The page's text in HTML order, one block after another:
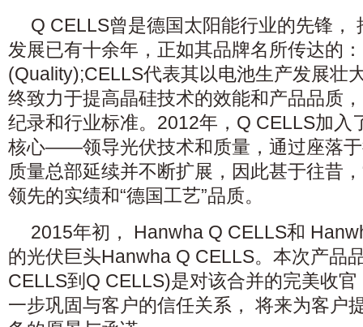
Q CELLS曾是德国太阳能行业的先锋，
发展已有十余年，正如其品牌名所传达的
(Quality);CELLS代表其以电池生产发展壮
终致力于提高晶硅技术的效能和产品品质
纪录和行业标准。2012年，Q CELLS加入
核心——领导光伏技术和质量，通过座落
质量总部延续并不断扩展，因此甚于往昔
领先的实绩和“德国工艺”品质。
2015年初， Hanwha Q CELLS和
的光伏巨头Hanwha Q CELLS。本次产品
CELLS到Q CELLS)是对该合并的完美收
一步巩固与客户的信任关系， 将来为客户